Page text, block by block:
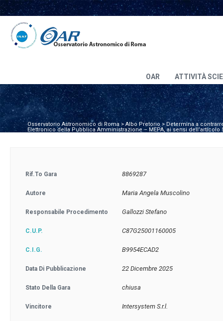
OAR ATTIVITÀ
Osservatorio Astronomico di Roma>Albo Pretorio >Determina a
Elettronico della Pubblica Amministrazione – MEPA, ai sensi
Rif.to Gara 8869287
Autore Maria Angela Muscolino
Responsabile Procedimento Gallozzi Stefano
C.U.P. C87G25001160005
C.I.G. B9954ECAD2
Data Di Pubblicazione 22 Dicembre 2025
Stato Della Gara chiusa
Vincitore Intersystem S.r.l.